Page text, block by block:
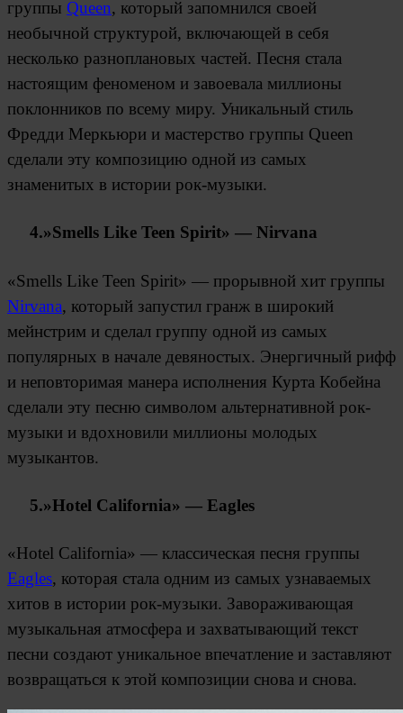
группы Queen, который запомнился своей
необычной структурой, включающей в себя
несколько разноплановых частей. Песня стала
настоящим феноменом и завоевала миллионы
поклонников по всему миру. Уникальный стиль
Фредди Меркьюри и мастерство группы Queen
сделали эту композицию одной из самых
знаменитых в истории рок-музыки.
4.»Smells Like Teen Spirit» — Nirvana
«Smells Like Teen Spirit» — прорывной хит группы
Nirvana, который запустил гранж в широкий
мейнстрим и сделал группу одной из самых
популярных в начале девяностых. Энергичный рифф
и неповторимая манера исполнения Курта Кобейна
сделали эту песню символом альтернативной рок-
музыки и вдохновили миллионы молодых
музыкантов.
5.»Hotel California» — Eagles
«Hotel California» — классическая песня группы
Eagles, которая стала одним из самых узнаваемых
хитов в истории рок-музыки. Завораживающая
музыкальная атмосфера и захватывающий текст
песни создают уникальное впечатление и заставляют
возвращаться к этой композиции снова и снова.